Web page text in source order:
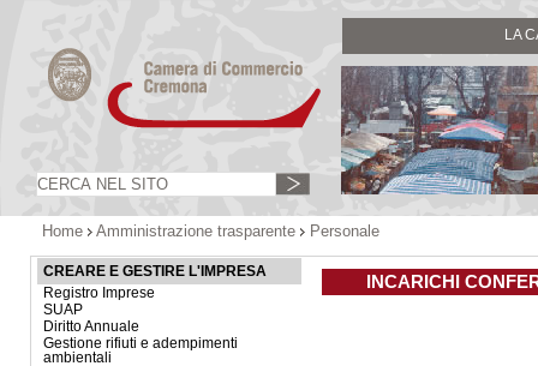
LA
Home Amministrazione trasparente Personale
CREARE E GESTIRE L'IMPRESA
Registro Imprese
SUAP
Diritto Annuale
Gestione rifiuti e adempimenti
ambientali
INCARICHI